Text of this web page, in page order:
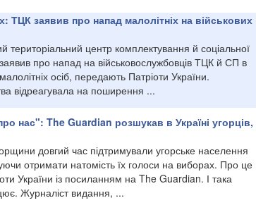
ТЦК заявив про напад малолітніх на військових
територіальний центр комплектування й соціальної
заявив про напад на військовослужбовців ТЦК й СП в
осіб, передають Патріоти України.
відреагувала на поширення ...
нас": The Guardian розшукав в Україні угорців,
довгий час підтримували угорське населення
отримати натомість їх голоси на виборах. Про це
України із посиланням на The Guardian. І така
Журналіст видання, ...